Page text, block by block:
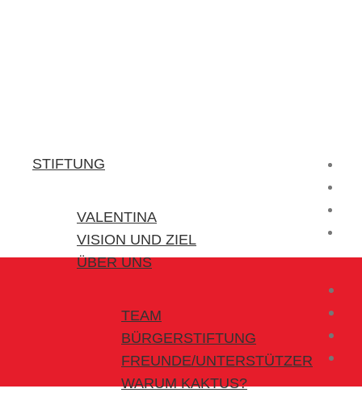
STIFTUNG
VALENTINA
VISION UND ZIEL
ÜBER UNS
TEAM
BÜRGERSTIFTUNG
FREUNDE/UNTERSTÜTZER
WARUM KAKTUS?